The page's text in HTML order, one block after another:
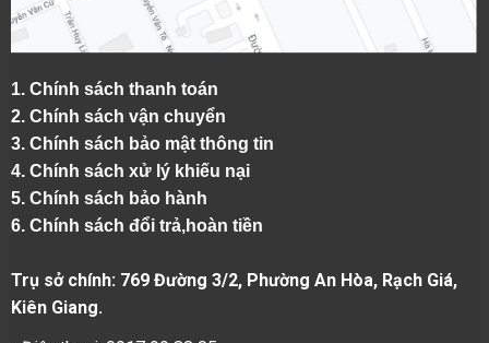
1. Chính sách thanh toán
2. Chính sách vận chuyển
3. Chính sách bảo mật thông tin
4. Chính sách xử lý khiếu nại
5. Chính sách bảo hành
6. Chính sách đổi trả,hoàn tiền
Trụ sở chính: 769 Đường 3/2, Phường An Hòa, Rạch Giá,
Kiên Giang.